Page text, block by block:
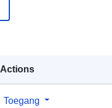
Actions
Toegang
April 2026
Coördinaten: